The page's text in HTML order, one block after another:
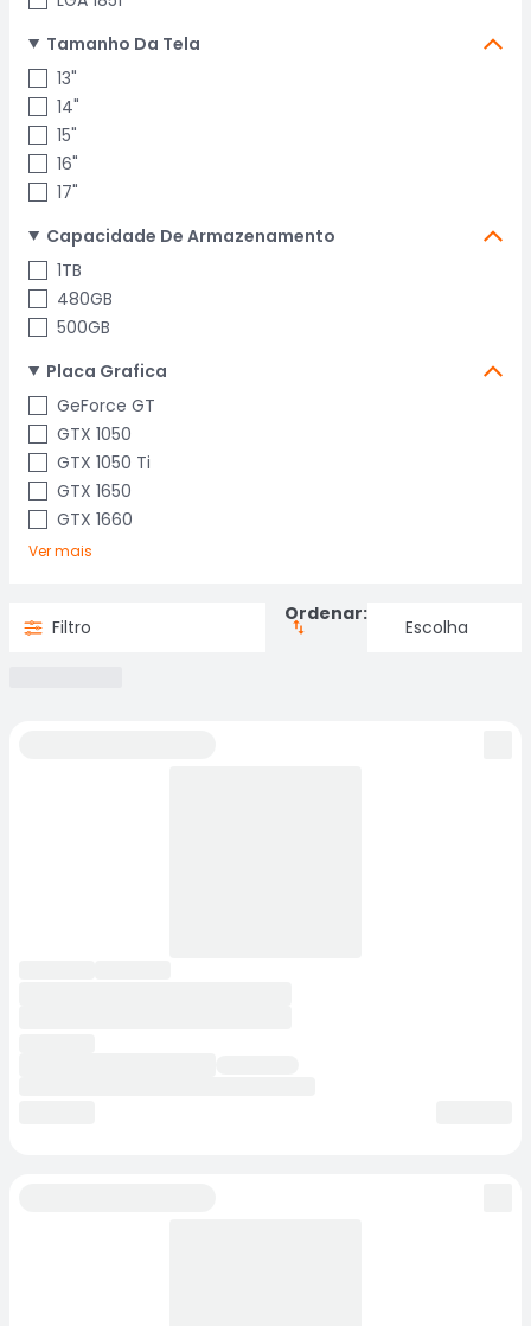
Tamanho Da Tela
13"
14"
15"
16"
17"
Capacidade De Armazenamento
1TB
480GB
500GB
Placa Grafica
GeForce GT
GTX 1050
GTX 1050 Ti
GTX 1650
GTX 1660
Ver mais
Filtro
Ordenar: